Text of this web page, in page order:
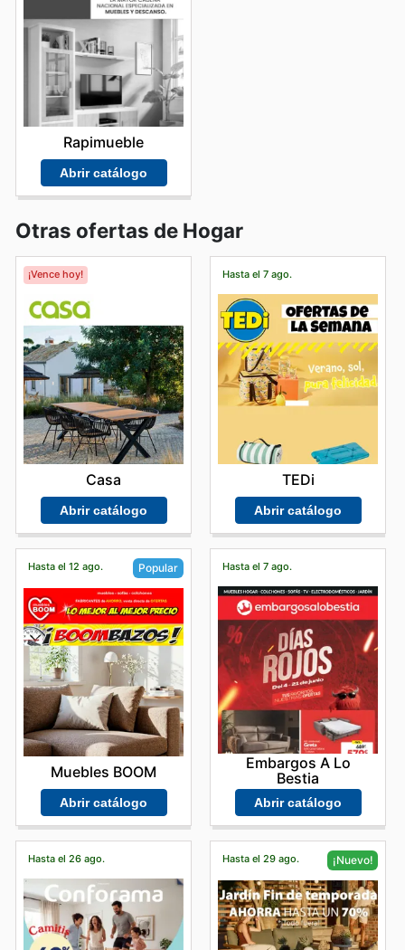
Rapimueble
Abrir catálogo
Otras ofertas de Hogar
¡Vence hoy!
Casa
Abrir catálogo
Hasta el 7 ago.
TEDi
Abrir catálogo
Hasta el 12 ago. Popular
Muebles BOOM
Abrir catálogo
Hasta el 7 ago.
Embargos A Lo
Bestia
Abrir catálogo
Hasta el 26 ago. Hasta el 29 ago. ¡Nuevo!